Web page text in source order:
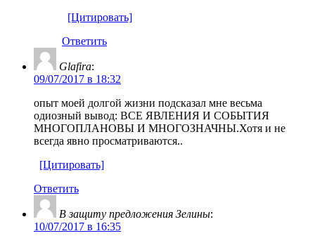
[Цитировать]
Ответить
Glafira:
09/07/2017 в 18:32
опыт моей долгой жизни подсказал мне весьма
одиозный вывод: ВСЕ ЯВЛЕНИЯ И СОБЫТИЯ
МНОГОПЛАНОВЫ И МНОГОЗНАЧНЫ.Хотя и не
всегда явно просматриваются..
[Цитировать]
Ответить
В защиту предложения Зелины:
10/07/2017 в 16:35